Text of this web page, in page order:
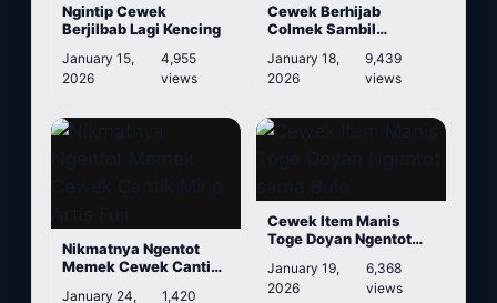
Ngintip Cewek
Berjilbab Lagi Kencing
January 15,
2026
4,955
views
Cewek Berhijab
Colmek Sambil
January 18,
2026
9,439
views
Nikmatnya Ngentot
Memek Cewek Cantik
January 24,
1,420
Cewek Item Manis
Toge Doyan Ngentot
January 19,
2026
6,368
views